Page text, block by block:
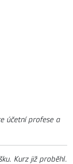
účetní profese a
Kurz již proběhl.